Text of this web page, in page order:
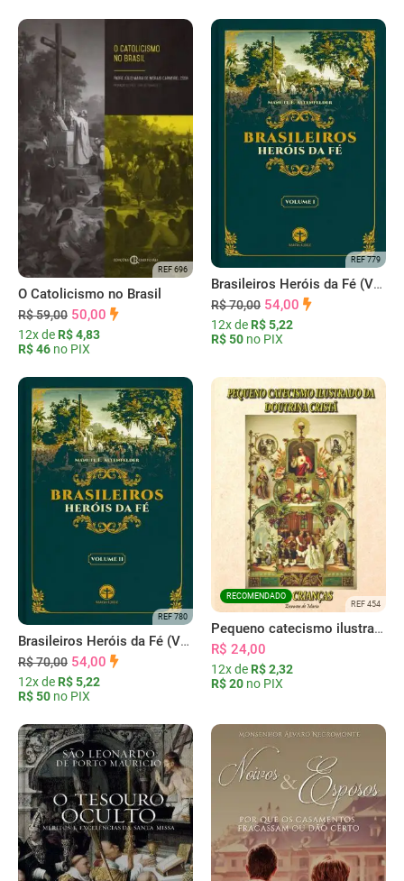
REF 696
O Catolicismo no Brasil
R$ 59,00 50,00
12x de R$ 4,83
R$ 46 no PIX
REF 779
Brasileiros Heróis da Fé (Vol. I)
R$ 70,00 54,00
12x de R$ 5,22
R$ 50 no PIX
REF 780
Brasileiros Heróis da Fé (Vol. II)
R$ 70,00 54,00
12x de R$ 5,22
R$ 50 no PIX
REF 454
RECOMENDADO
Pequeno catecismo ilustrado da doutrina cristã
R$ 24,00
12x de R$ 2,32
R$ 20 no PIX